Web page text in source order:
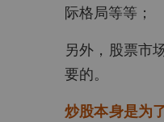
际格局等等；
另外，股票市
要的。
炒股本身是为